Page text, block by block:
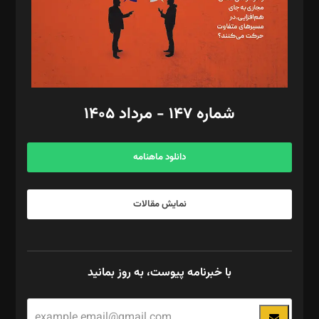
فیلمبرداری و عکاسی: امیر شفیعی، مانی لطفی زاده
گرافیک و صفحه‌آرایی: سید‌سبحان‌علی ثابت
مد‌یر توسعه تجاری: کامبیز برید‌
امور مالی: شاپور رهبری، محمد‌ کاظمی‌نیا
آگهی و مشترکین: ۰۹۱۹۹۹۹۰۴۵۴
شماره ۱۴۷ - مرداد ۱۴۰۵
دانلود ماهنامه
نمایش مقالات
با خبرنامه پیوست، به روز بمانید